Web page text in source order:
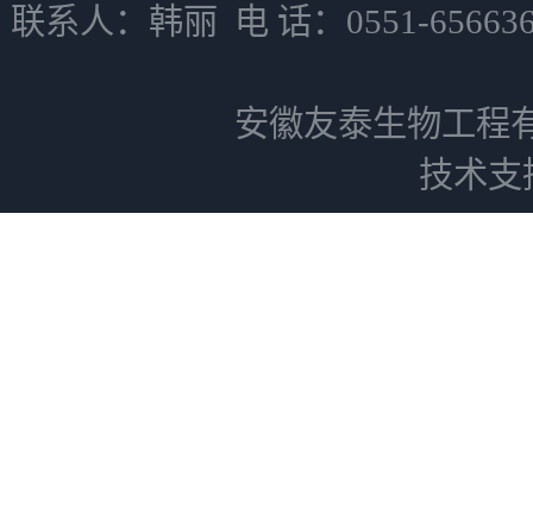
联系人：韩丽 电 话：0551-
安徽友泰生物工程
技术